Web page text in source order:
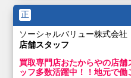
正
ソーシャルバリュー株式会社
店舗スタッフ
買取専門店おたからやの店
ッフ多数活躍中！！地元で働